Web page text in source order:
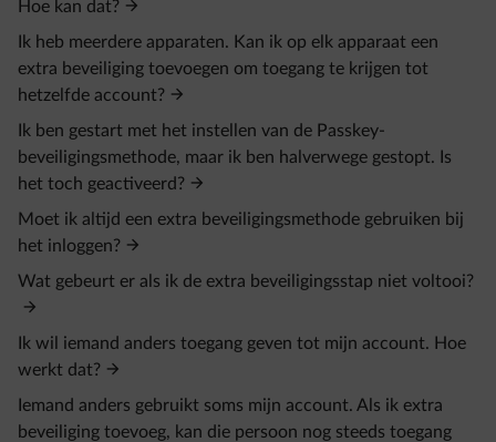
Hoe kan dat?
Ik heb meerdere apparaten. Kan ik op elk apparaat een
extra beveiliging toevoegen om toegang te krijgen tot
hetzelfde account?
Ik ben gestart met het instellen van de Passkey-
beveiligingsmethode, maar ik ben halverwege gestopt. Is
het toch geactiveerd?
Moet ik altijd een extra beveiligingsmethode gebruiken bij
het inloggen?
Wat gebeurt er als ik de extra beveiligingsstap niet voltooi?
Ik wil iemand anders toegang geven tot mijn account. Hoe
werkt dat?
Iemand anders gebruikt soms mijn account. Als ik extra
beveiliging toevoeg, kan die persoon nog steeds toegang